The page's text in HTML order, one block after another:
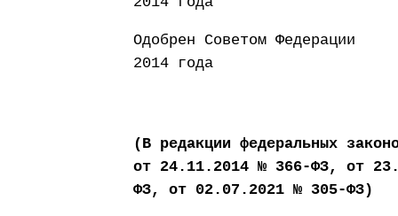
Одобрен
2014 года
(В редакции федеральных
от 24.11.2014 № 366-ФЗ, от
ФЗ, от 02.07.2021 № 305-ФЗ)